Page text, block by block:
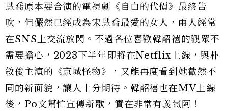
慧喬原本要合演的電視劇《自白的代價》最終告
吹，但儼然已經成為宋慧喬最愛的女人，兩人經常
在SNS上交流放閃。不過各位喜歡韓韶禧的觀眾不
需要擔心，2023下半年即將在Netflix上線，與朴
敘俊主演的《京城怪物》，又能再度看到她截然不
同的新面貌，讓人十分期待。韓韶禧也在MV上線
後，Po文幫忙宣傳新歌，實在非常有義氣阿！